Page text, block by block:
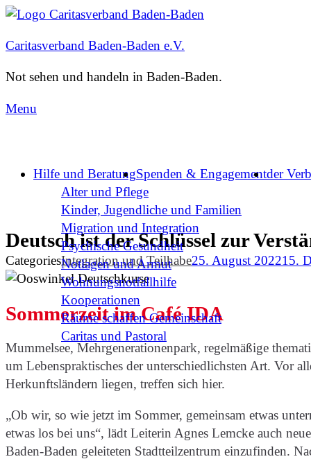
Caritasverband Baden-Baden e.V.
Not sehen und handeln in Baden-Baden.
Menu
Hilfe und Beratung
Alter und Pflege
Kinder, Jugendliche und Familien
Migration und Integration​
Psychische Gesundheit
Notlagen und Armut
Wohnungs­notfallhilfe
Kooperationen
Räume schaffen Gemeinschaft
Caritas und Pastoral
Spenden & Engagementder
Deutsch ist der Schlüssel zur
CategoriesIntegration und Teilhabe25. August 202215.
Sommerzeit im Café IDA
Mummelsee, Mehrgenerationenpark, regelmäßige
um Lebenspraktisches der unterschiedlichsten Art. Vor
Herkunftsländern liegen, treffen sich hier.
„Ob wir, so wie jetzt im Sommer, gemeinsam etwas
etwas los bei uns“, lädt Leiterin Agnes Lemcke auch
Baden-Baden geleiteten Stadtteilzentrum einzufinden.